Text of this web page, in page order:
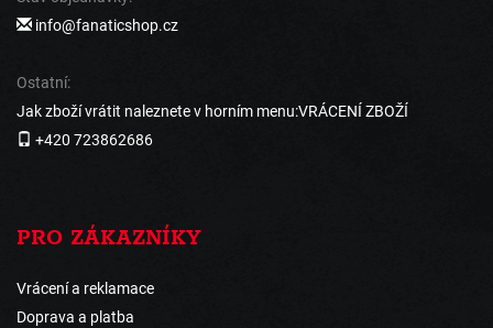
info@fanaticshop.cz
Ostatní:
Jak zboží vrátit naleznete v horním menu:VRÁCENÍ ZBOŽÍ
+420 723862686
PRO ZÁKAZNÍKY
Vrácení a reklamace
Doprava a platba